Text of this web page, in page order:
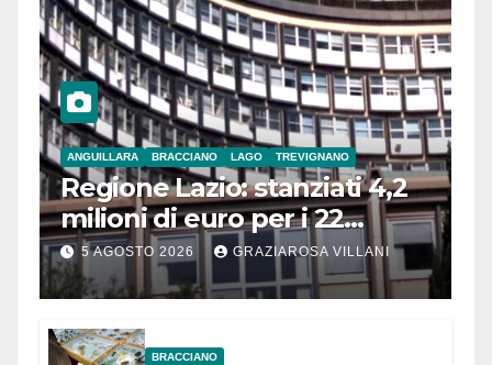
ANGUILLARA BRACCIANO LAGO TREVIGNANO
Regione Lazio: stanziati 4,2
milioni di euro per i 22
Comuni dell’Etruria
Meridionale
5 AGOSTO 2026 GRAZIAROSA VILLANI
BRACCIANO